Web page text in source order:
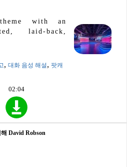
with an
laid-back,
, 대화 음성 해설 , 팟캐
02:04
David Robson